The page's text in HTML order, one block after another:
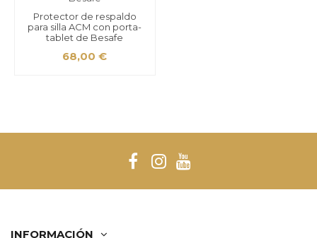
Protector de respaldo
para silla ACM con porta-
tablet de Besafe
68,00 €
INFORMACIÓN